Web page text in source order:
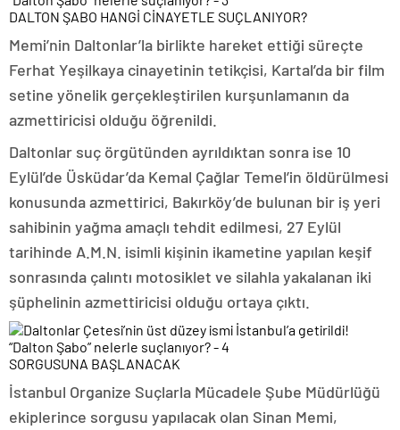
DALTON ŞABO HANGİ CİNAYETLE SUÇLANIYOR?
Memi’nin Daltonlar’la birlikte hareket ettiği süreçte
Ferhat Yeşilkaya cinayetinin tetikçisi, Kartal’da bir film
setine yönelik gerçekleştirilen kurşunlamanın da
azmettiricisi olduğu öğrenildi.
Daltonlar suç örgütünden ayrıldıktan sonra ise 10
Eylül’de Üsküdar’da Kemal Çağlar Temel’in öldürülmesi
konusunda azmettirici, Bakırköy’de bulunan bir iş yeri
sahibinin yağma amaçlı tehdit edilmesi, 27 Eylül
tarihinde A.M.N. isimli kişinin ikametine yapılan keşif
sonrasında çalıntı motosiklet ve silahla yakalanan iki
şüphelinin azmettiricisi olduğu ortaya çıktı.
SORGUSUNA BAŞLANACAK
İstanbul Organize Suçlarla Mücadele Şube Müdürlüğü
ekiplerince sorgusu yapılacak olan Sinan Memi,